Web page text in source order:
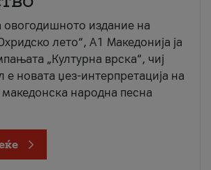
овогодишното издание на
лето“, А1 Македонија ја
„Културна врска“, чиј
е новата џез-интерпретација на
народна песна